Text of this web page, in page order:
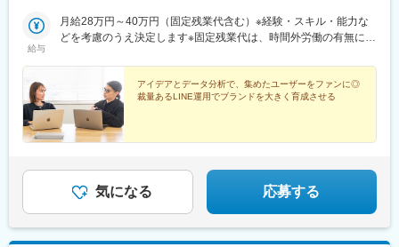
給与
月給28万円～40万円（固定残業代含む）※経験・スキル・能力な
どを考慮のうえ決定します※固定残業代は、時間外労働の有無に関
過分は追加支給■試用期間中の給与■月給27万1000円～38万8800
円（固定残業代含む）※固定残業代は、時間外労働の有無に関わら
ず月20時間～30時間分を月3万6490円～7万3422円支給※超過分
は追加支給
アイデアとデータ分析で、集めたユーザーをファンに◎
裁量あるLINE運用でブランドを大きく育成させる
気になる 応募する